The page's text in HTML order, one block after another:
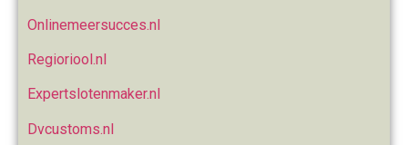
Onlinemeersucces.nl
Regioriool.nl
Expertslotenmaker.nl
Dvcustoms.nl